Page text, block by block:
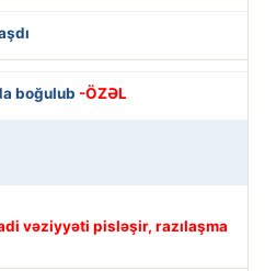
boğulub -ÖZƏL
vəziyyəti pisləşir, razılaşma